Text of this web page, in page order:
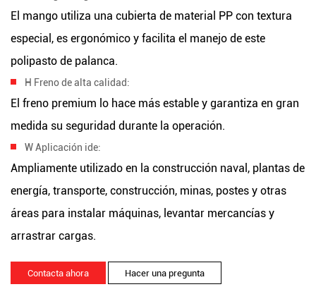
El mango utiliza una cubierta de material PP con textura
especial, es ergonómico y facilita el manejo de este
polipasto de palanca.
H Freno de alta calidad:
El freno premium lo hace más estable y garantiza en gran
medida su seguridad durante la operación.
WAplicación ide:
Ampliamente utilizado en la construcción naval, plantas de
energía, transporte, construcción, minas, postes y otras
áreas para instalar máquinas, levantar mercancías y
arrastrar cargas.
Contacta ahora Hacer una pregunta